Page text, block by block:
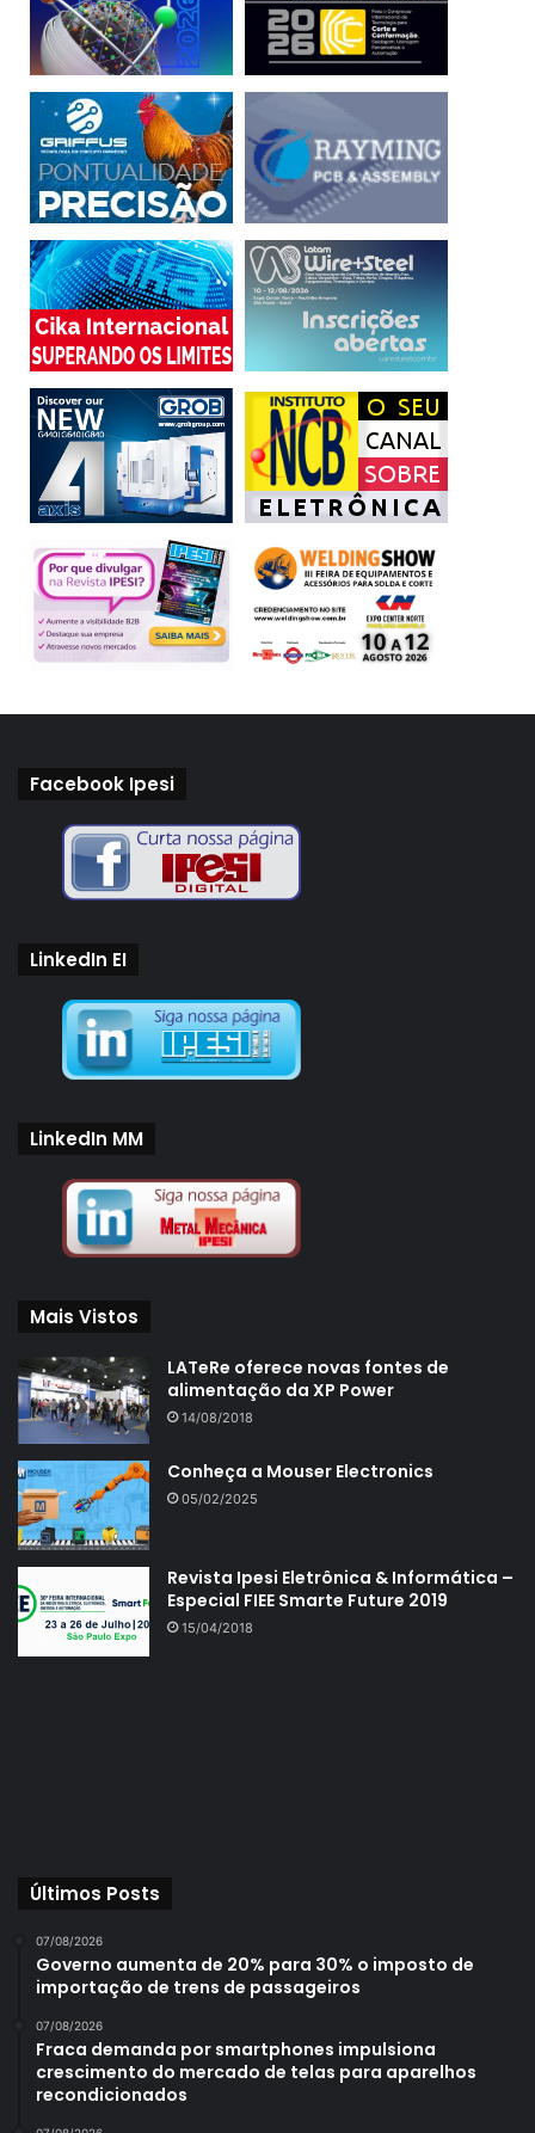
Facebook Ipesi
LinkedIn EI
LinkedIn MM
Mais Vistos
LATeRe oferece novas fontes de
alimentação da XP Power
14/08/2018
Conheça a Mouser Electronics
05/02/2025
Revista Ipesi Eletrônica & Informática –
Especial FIEE Smarte Future 2019
15/04/2018
Últimos Posts
07/08/2026
Governo aumenta de 20% para 30% o imposto de
importação de trens de passageiros
07/08/2026
Fraca demanda por smartphones impulsiona
crescimento do mercado de telas para aparelhos
recondicionados